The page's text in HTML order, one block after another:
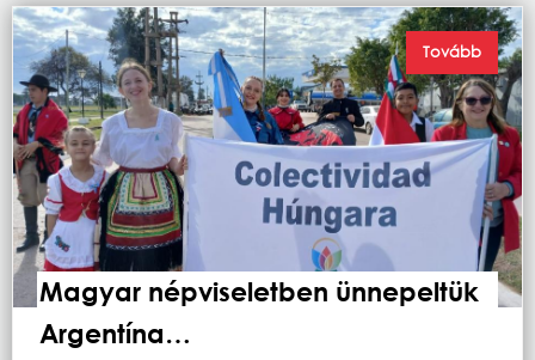
Magyar népviseletben ünnepeltük
Argentína…
Tovább